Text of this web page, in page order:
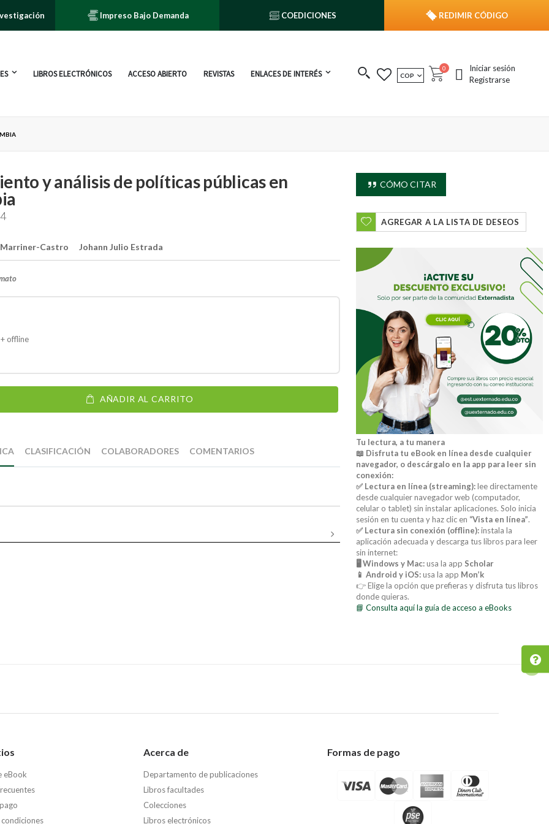
Impreso Bajo Demanda COEDICIONES REDIMIR CÓDIGO
LIBROS ELECTRÓNICOS ACCESO ABIERTO REVISTAS ENLACES DE INTERÉS MONEDA
COP Cart
0 publicacionesIniciar sesión
Registrarse
y análisis de políticas públicas en
Marriner-Castro
Johann Julio Estrada
offline
AÑADIR AL CARRITO
CLASIFICACIÓN COLABORADORES COMENTARIOS
CÓMO CITAR
AGREGAR A LA LISTA DE DESEOS
Tu lectura, a tu manera
📖 Disfruta tu eBook en línea desde cualquier
navegador, o descárgalo en la app para leer sin
conexión:
✅ Lectura en línea (streaming):lee directamente
desde cualquier navegador web (computador,
celular o tablet) sin instalar aplicaciones. Solo inicia
sesión en tu cuenta y haz clic en “Vista en línea”.
✅ Lectura sin conexión (offline):instala la
aplicación adecuada y descarga tus libros para leer
sin internet:
🖥️ Windows y Mac:usa la app Scholar
📱 Android y iOS:usa la app Mon’k
👉 Elige la opción que prefieras y disfruta tus libros
donde quieras.
📘 Consulta aquí la guía de acceso a eBooks
eBook
Acerca de
Departamento de publicaciones
Libros facultades
Colecciones
Libros electrónicos
Formas de pago